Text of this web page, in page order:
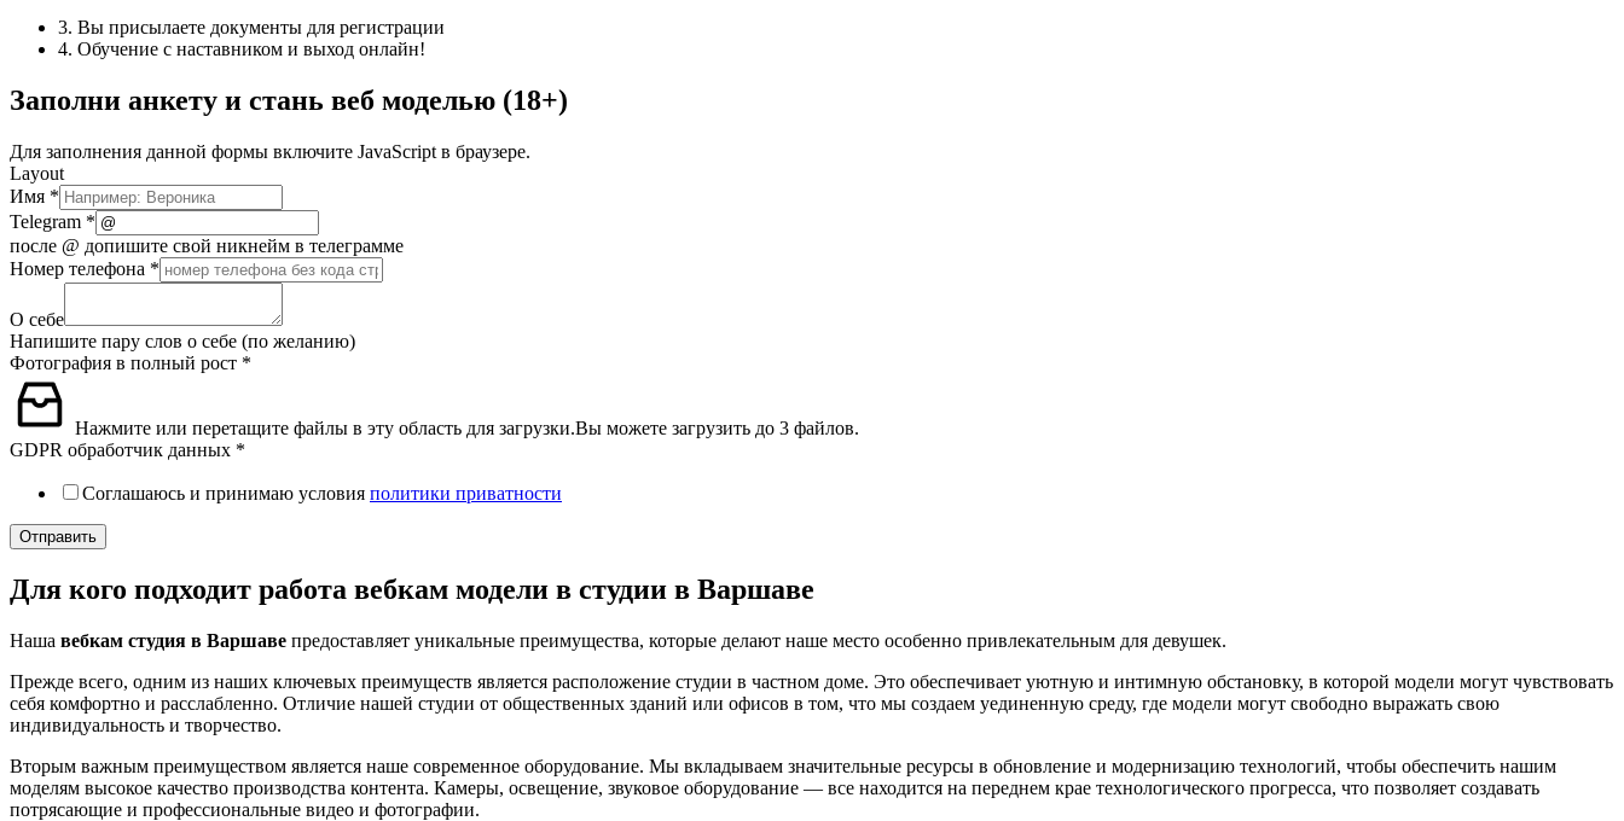
3. Вы присылаете документы для регистрации
4. Обучение с наставником и выход онлайн!
Заполни анкету и стань веб моделью (18+)
Для заполнения данной формы включите JavaScript в браузере.
Layout
Имя *
Telegram *
после @ допишите свой никнейм в телеграмме
Номер телефона *
О себе
Напишите пару слов о себе (по желанию)
Фотография в полный рост *
Нажмите или перетащите файлы в эту область для загрузки.Вы можете загрузить до 3 файлов.
GDPR обработчик данных *
Соглашаюсь и принимаю условия политики приватности
Отправить
Для кого подходит работа вебкам модели в студии в Варшаве
Наша вебкам студия в Варшаве предоставляет уникальные преимущества, которые делают наше место особенно привлекательным для девушек.
Прежде всего, одним из наших ключевых преимуществ является расположение студии в частном доме. Это обеспечивает уютную и интимную обстановку, в которой модели могут чувствовать
себя комфортно и расслабленно. Отличие нашей студии от общественных зданий или офисов в том, что мы создаем уединенную среду, где модели могут свободно выражать свою
индивидуальность и творчество.
Вторым важным преимуществом является наше современное оборудование. Мы вкладываем значительные ресурсы в обновление и модернизацию технологий, чтобы обеспечить нашим
моделям высокое качество производства контента. Камеры, освещение, звуковое оборудование — все находится на переднем крае технологического прогресса, что позволяет создавать
потрясающие и профессиональные видео и фотографии.